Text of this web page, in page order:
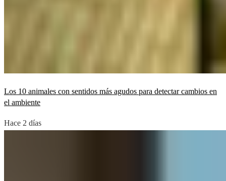
Los 10 animales con sentidos más agudos para detectar cambios en
el ambiente
Hace 2 días